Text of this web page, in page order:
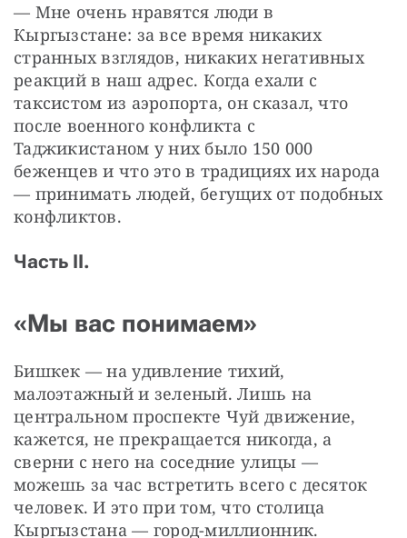
— Мне очень нравятся люди в
Кыргызстане: за все время никаких
странных взглядов, никаких негативных
реакций в наш адрес. Когда ехали с
таксистом из аэропорта, он сказал, что
после военного конфликта с
Таджикистаном у них было 150 000
беженцев и что это в традициях их народа
— принимать людей, бегущих от подобных
конфликтов.
Часть II.
«Мы вас понимаем»
Бишкек — на удивление тихий,
малоэтажный и зеленый. Лишь на
центральном проспекте Чуй движение,
кажется, не прекращается никогда, а
сверни с него на соседние улицы —
можешь за час встретить всего с десяток
человек. И это при том, что столица
Кыргызстана — город-миллионник.